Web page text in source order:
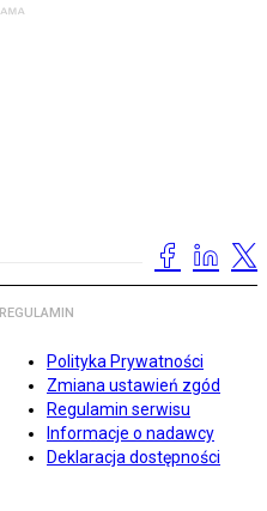
REGULAMIN
Polityka Prywatności
Zmiana ustawień zgód
Regulamin serwisu
Informacje o nadawcy
Deklaracja dostępności